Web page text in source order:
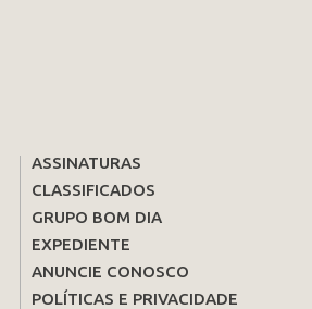
ASSINATURAS
CLASSIFICADOS
GRUPO BOM DIA
EXPEDIENTE
ANUNCIE CONOSCO
POLÍTICAS E PRIVACIDADE